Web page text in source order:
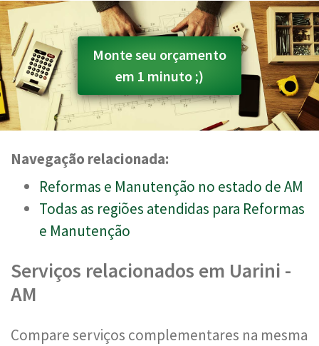
Monte seu orçamento
em 1 minuto ;)
Navegação relacionada:
Reformas e Manutenção no estado de AM
Todas as regiões atendidas para Reformas
e Manutenção
Serviços relacionados em Uarini -
AM
Compare serviços complementares na mesma